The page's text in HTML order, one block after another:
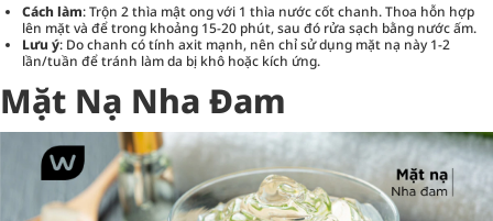
Cách làm: Trộn 2 thìa mật ong với 1 thìa nước cốt chanh. Thoa hỗn hợp
lên mặt và để trong khoảng 15-20 phút, sau đó rửa sạch bằng nước ấm.
Lưu ý: Do chanh có tính axit mạnh, nên chỉ sử dụng mặt nạ này 1-2
lần/tuần để tránh làm da bị khô hoặc kích ứng.
Mặt Nạ Nha Đam